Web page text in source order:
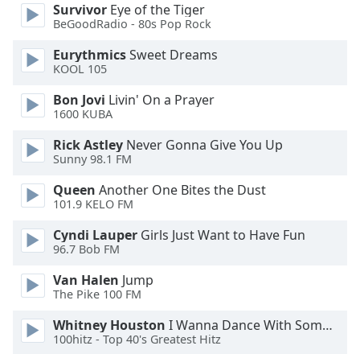
dialog
window.
Escape
close
window.
Color
Opacity
Background
Color
Survivor Eye of the Tiger
BeGoodRadio - 80s Pop Rock
EurythmicsSweet Dreams
KOOL 105
Bon Jovi Livin' On a Prayer
1600 KUBA
Rick Astley Never Gonna Give You Up
Sunny 98.1 FM
Queen Another One Bites the Dust
101.9 KELO FM
Cyndi Lauper Girls Just Want to Have Fun
96.7 Bob FM
Van Halen Jump
The Pike 100 FM
Whitney Houston I Wanna Dance With Somebody
100hitz - Top 40's Greatest Hitz